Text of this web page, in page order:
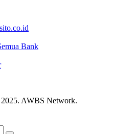
Bank
AWBS Network.